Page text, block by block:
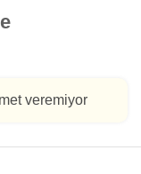
veremiyor